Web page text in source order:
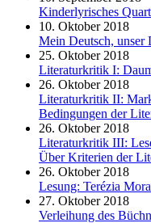
Kinderlyrisches
10. Oktober 2018
Mein Deutsch, unser
25. Oktober 2018
Literaturkritik I:
26. Oktober 2018
Literaturkritik II:
Bedingungen der
26. Oktober 2018
Literaturkritik III:
Über Kriterien der
26. Oktober 2018
Lesung: Terézia Mora
27. Oktober 2018
Verleihung des